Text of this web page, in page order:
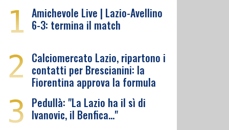
1 Amichevole Live | Lazio-Avellino
6-3: termina il match
2 Calciomercato Lazio, ripartono i
contatti per Brescianini: la
Fiorentina approva la formula
3 Pedullà: "La Lazio ha il sì di
Ivanovic, il Benfica…"